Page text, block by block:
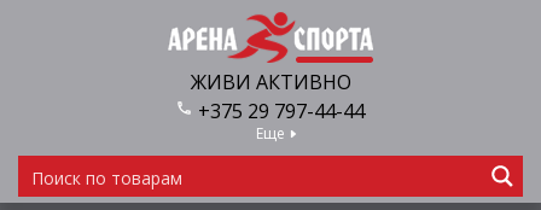
ЖИВИ АКТИВНО
+375 29 797-44-44
Еще